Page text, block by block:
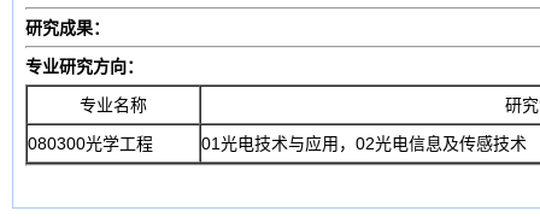
研究成果：
专业研究方向：
专业名称
研
080300光学工程
01光电技术与应用，02光电信息及传感技术